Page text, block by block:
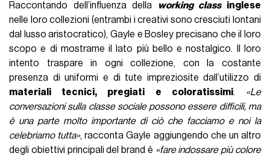
Raccontando dell’influenza della
working classinglese
nelle loro collezioni (entrambi i creativi sono cresciuti lontani
dal lusso aristocratico), Gayle e Bosley precisano che il loro
scopo e di mostrarne il lato più bello e nostalgico. Il loro
intento traspare in ogni collezione, con la costante
presenza di uniformi e di tute impreziosite dall’utilizzo di
materiali tecnici, pregiati e coloratissimi. «Le
conversazioni sulla classe sociale possono essere difficili, ma
è una parte molto importante di ciò che facciamo e noi la
celebriamo tutta», racconta Gayle aggiungendo che un altro
degli obiettivi principali del brand è «fare indossare più colore